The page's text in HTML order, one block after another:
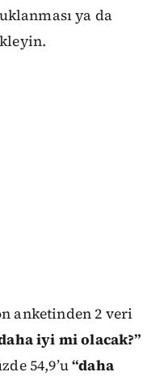
ya da
anketinden 2 veri
iyi mi olacak?”
54,9’u“daha